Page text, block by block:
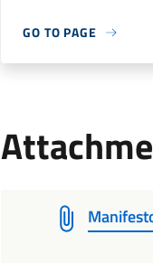
GO TO PAGE